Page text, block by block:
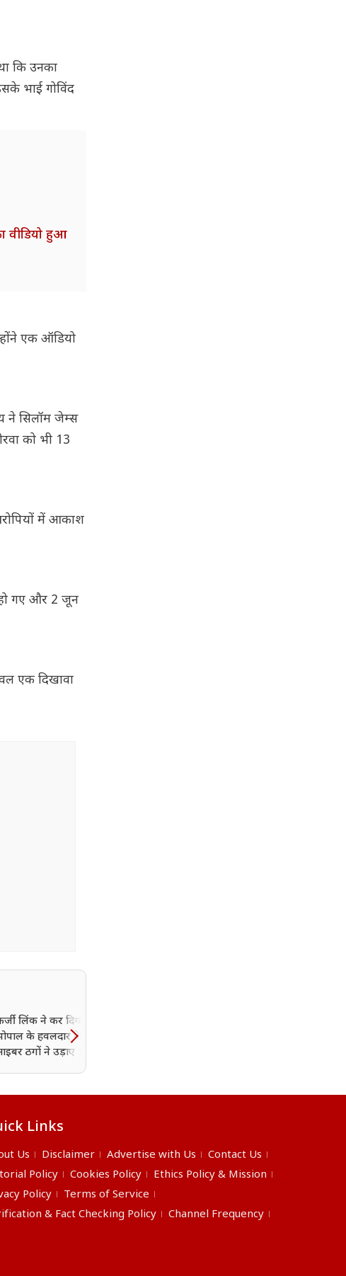
कि उनका
भाई गोविंद
वीडियो हुआ
एक ऑडियो
ने सिलॉम जेम्स
को भी 13
में आकाश
गए और 2 जून
एक दिखावा
लिंक ने कर दिया बड़ा खेल,
के हवलदार के खाते से
ठगों ने उड़ाए 1.96 लाख
Links
Us Disclaimer Advertise with Us
Contact Us
Policy
Cookies Policy
Ethics Policy & Mission
Policy
Terms of Service
& Fact Checking Policy
Channel Frequency